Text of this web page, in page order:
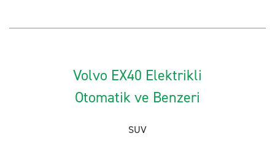
Volvo EX40 Elektrikli
Otomatik ve Benzeri
SUV